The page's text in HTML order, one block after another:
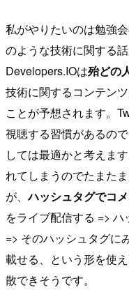
私がやりたいのは勉強
のような技術に関する
Developers.IOは殆どの
技術に関するコンテン
ことが予想されます。
視聴する習慣があるの
しては最適かと考えま
れてしまうのでたまた
が、ハッシュタグでコ
をライブ配信する =>
=> そのハッシュタグに
載せる、という形を使
散できそうです。